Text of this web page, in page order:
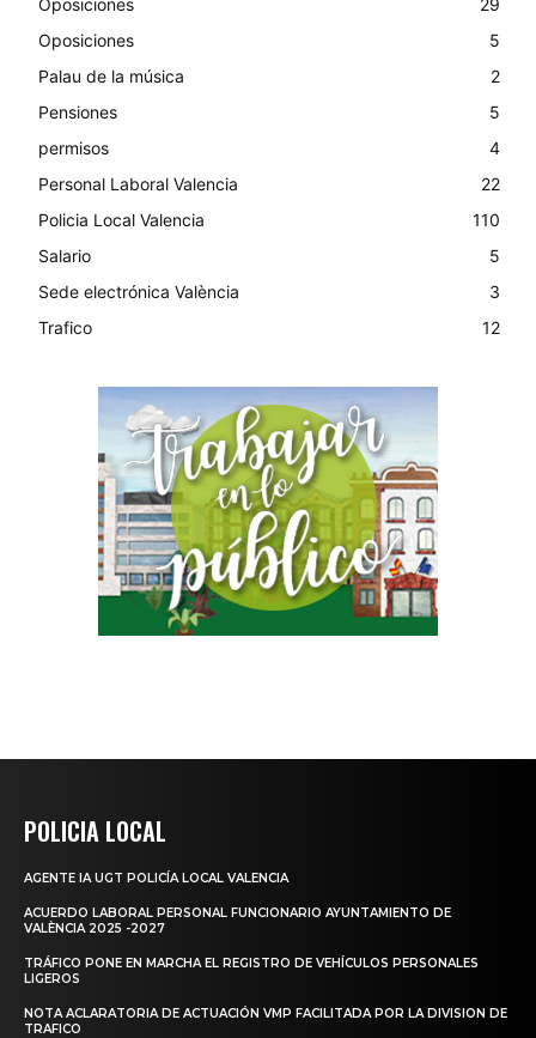
Oposiciones
5
Palau de la música
2
Pensiones
5
permisos
4
Personal Laboral Valencia
22
Policia Local Valencia
110
Salario
5
Sede electrónica València
3
Trafico
12
POLICIA LOCAL
AGENTE IA UGT POLICÍA LOCAL VALENCIA
ACUERDO LABORAL PERSONAL FUNCIONARIO AYUNTAMIENTO DE
VALÈNCIA 2025 -2027
TRÁFICO PONE EN MARCHA EL REGISTRO DE VEHÍCULOS PERSONALES
LIGEROS
NOTA ACLARATORIA DE ACTUACIÓN VMP FACILITADA POR LA DIVISION DE
TRAFICO